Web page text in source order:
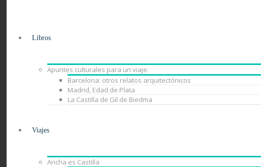
Libros
Apuntes culturales para un viaje.
Barcelona: otros relatos arquitectónicos
Madrid, Edad de Plata
La Castilla de Gil de Biedma
Viajes
Ancha es Castilla